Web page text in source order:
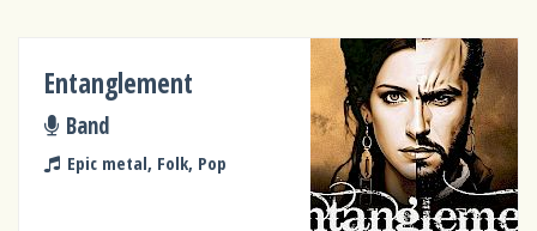
Entanglement
Band
Epic metal, Folk, Pop